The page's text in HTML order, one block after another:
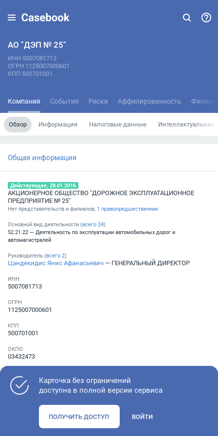
АО "ДЭП № 25"
ИНН 5007081713
ОГРН 1125007000601
КПП 500701001
Компания События Риски Аффилированность
Обзор Информация Налоговые данные Интеллектуальная
Общая информация
Действующее, 28.01.2016
АКЦИОНЕРНОЕ ОБЩЕСТВО "ДОРОЖНОЕ ЭКСПЛУАТАЦИОННОЕ
ПРЕДПРИЯТИЕ № 25"
Нет представительств и филиалов, 1 правопредшественник
Основной вид деятельности (всего 24)
52.21.22 — Деятельность по эксплуатации автомобильных дорог и
автомагистралей
Руководитель (всего 2)
Цандекидис Янис Афанасьевич — ГЕНЕРАЛЬНЫЙ ДИРЕКТОР
ИНН
5007081713
ОГРН
1125007000601
КПП
500701001
ОКПО
03432473
Не указан
Как оценить состояние компании
Карточка без ограничений
доступна в полной версии сервиса
ПОЛУЧИТЬ ДОСТУП ВОЙТИ